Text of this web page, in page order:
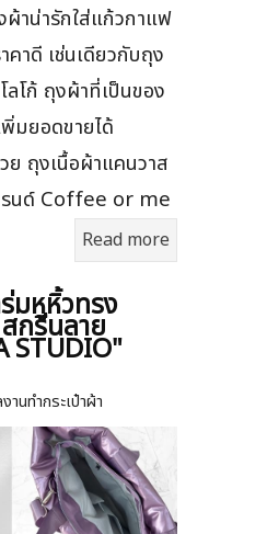
ผ้าน่ารักใส่แก้วกาแฟ
คาดี เช่นเดียวกับถุง
ลโก้ ถุงผ้าที่เป็นของ
มยอดขายได้
ย ถุงเนื้อผ้าแคนวาส
นด์ Coffee or me
Read more
มหูหิ้วทรง
สกรีนลาย
STUDIO"
านทำกระเป๋าผ้า